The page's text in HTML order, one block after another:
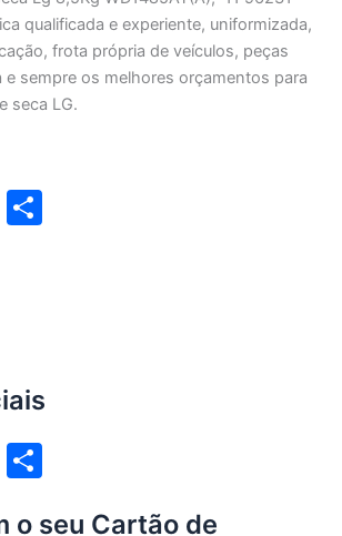
qualificada e experiente, uniformizada,
frota própria de veículos, peças
e sempre os melhores orçamentos para
seca LG.
E
E
o seu Cartão de